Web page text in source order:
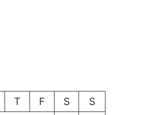
T F S
S